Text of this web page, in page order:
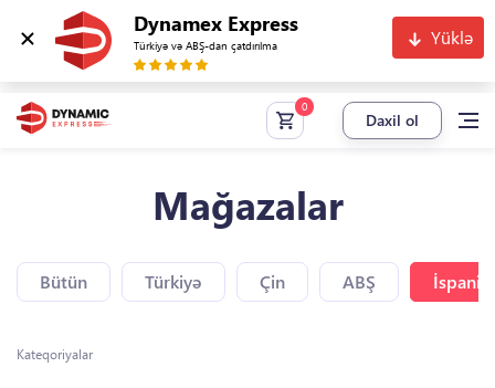
Dynamex Express
Türkiyə və ABŞ-dan çatdırılma Yüklə
Daxil ol
Mağazalar
Bütün Türkiyə Çin ABŞ
Kateqoriyalar